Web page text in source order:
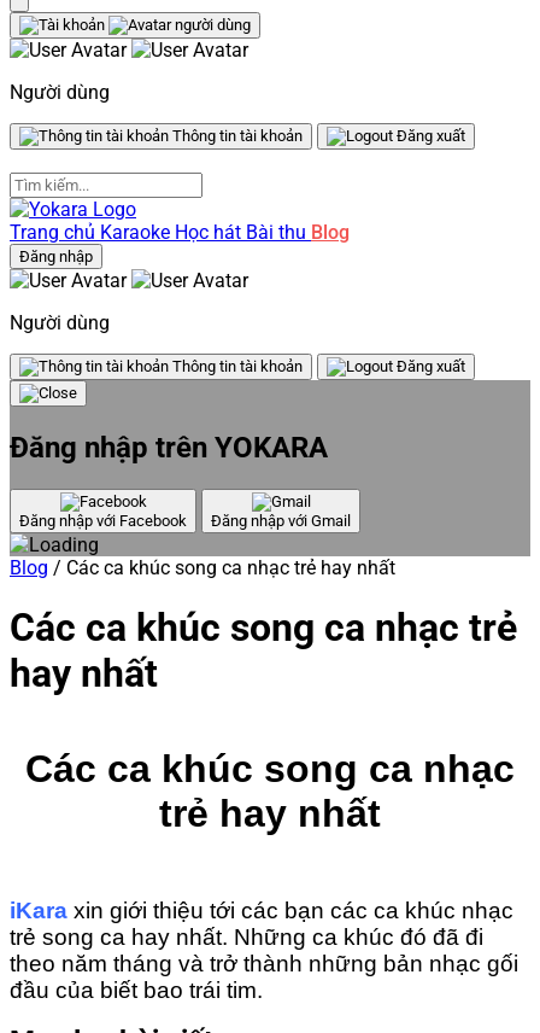
Người dùng
Thông tin tài khoản Đăng xuất
Trang chủ Karaoke Học hát Bài thu Blog
Đăng nhập
Người dùng
Thông tin tài khoản Đăng xuất
Đăng nhập trên YOKARA
Đăng nhập với Facebook Đăng nhập với Gmail
Blog / Các ca khúc song ca nhạc trẻ hay nhất
Các ca khúc song ca nhạc trẻ
hay nhất
Các ca khúc song ca nhạc
trẻ hay nhất
iKara xin giới thiệu tới các bạn các ca khúc nhạc
trẻ song ca hay nhất. Những ca khúc đó đã đi
theo năm tháng và trở thành những bản nhạc gối
đầu của biết bao trái tim.